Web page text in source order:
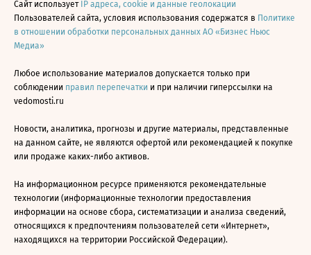
Сайт использует IP адреса, cookie и данные геолокации
Пользователей сайта, условия использования содержатся в Политике
в отношении обработки персональных данных АО «Бизнес Ньюс
Медиа»
Любое использование материалов допускается только при
соблюдении правил перепечатки и при наличии гиперссылки на
vedomosti.ru
Новости, аналитика, прогнозы и другие материалы, представленные
на данном сайте, не являются офертой или рекомендацией к покупке
или продаже каких-либо активов.
На информационном ресурсе применяются рекомендательные
технологии (информационные технологии предоставления
информации на основе сбора, систематизации и анализа сведений,
относящихся к предпочтениям пользователей сети «Интернет»,
находящихся на территории Российской Федерации).